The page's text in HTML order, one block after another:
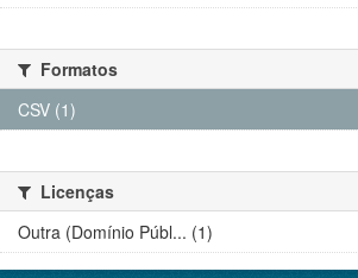
Formatos
CSV (1)
Licenças
Outra (Domínio Públ... (1)